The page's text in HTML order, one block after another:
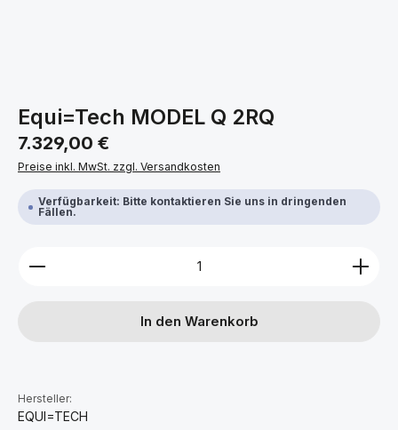
Equi=Tech MODEL Q 2RQ
Regulärer Preis:
7.329,00 €
Preise inkl. MwSt. zzgl. Versandkosten
Verfügbarkeit: Bitte kontaktieren Sie uns in dringenden
Fällen.
Produkt Anzahl: Gib den gewünschten Wert ein
In den Warenkorb
Hersteller:
EQUI=TECH